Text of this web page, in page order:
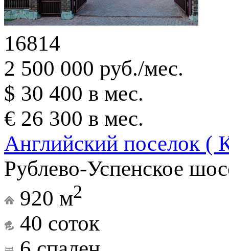
16814
2 500 000 руб./мес.
$ 30 400 в мес.
€ 26 300 в мес.
Английский поселок
Рублево-Успенское
920 м2
40 соток